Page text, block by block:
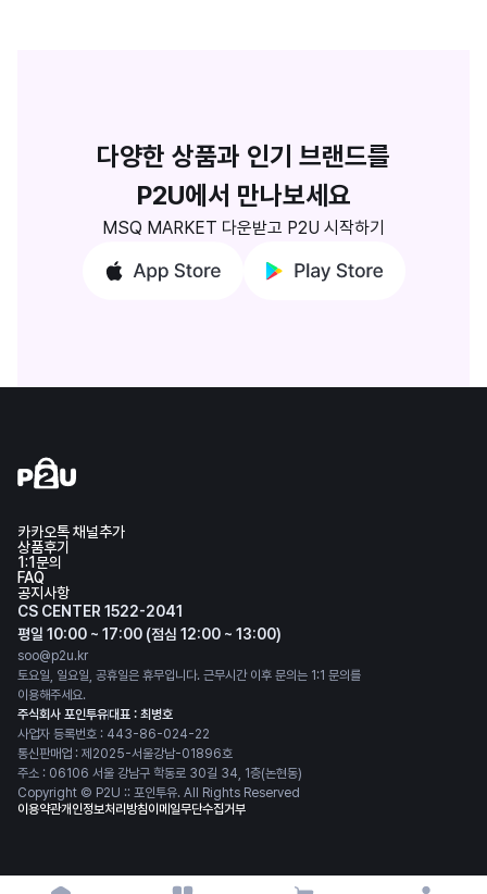
카카오톡 채널추가
상품후기
1:1문의
FAQ
공지사항
CS CENTER 1522-2041
평일 10:00 ~ 17:00 (점심 12:00 ~ 13:00)
soo@p2u.kr
토요일, 일요일, 공휴일은 휴무입니다. 근무시간 이후 문의는 1:1 문의를
이용해주세요.
주식회사 포인투유대표 : 최병호
사업자 등록번호 : 443-86-024-22
통신판매업 : 제2025-서울강남-01896호
주소 : 06106 서울 강남구 학동로 30길 34, 1층(논현동)
Copyright © P2U :: 포인투유. All Rights Reserved
이용약관개인정보처리방침이메일무단수집거부